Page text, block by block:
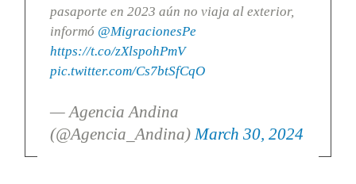
pasaporte en 2023 aún no viaja al exterior,
informó @MigracionesPe
https://t.co/zXlspohPmV
pic.twitter.com/Cs7btSfCqO
— Agencia Andina
(@Agencia_Andina) March 30, 2024